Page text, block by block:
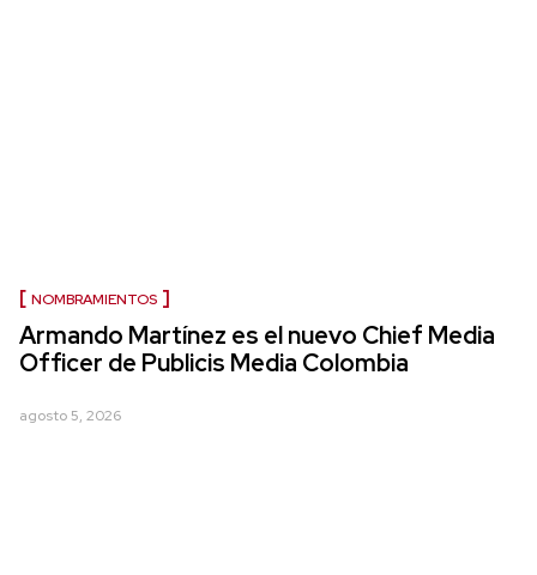
NOMBRAMIENTOS
Armando Martínez es el nuevo Chief Media
Officer de Publicis Media Colombia
agosto 5, 2026